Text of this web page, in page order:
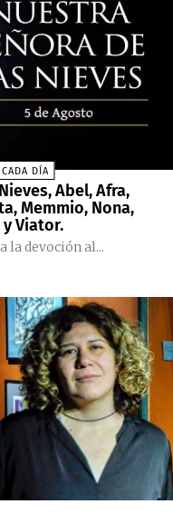
DÍA
Abel, Afra,
Memmio, Nona,
Viator.
la devoción al...